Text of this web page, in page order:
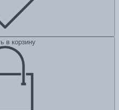
в корзину